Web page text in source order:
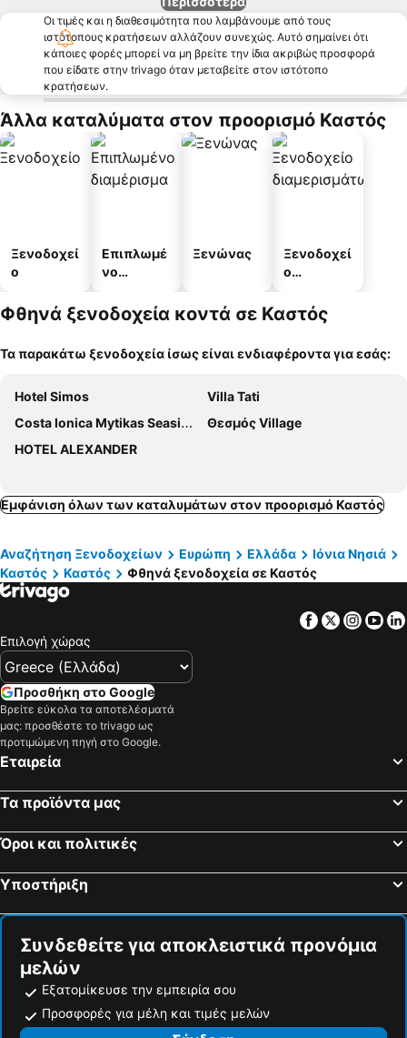
Οι τιμές και η διαθεσιμότητα που λαμβάνουμε από τους
ιστότοπους κρατήσεων αλλάζουν συνεχώς. Αυτό σημαίνει ότι
κάποιες φορές μπορεί να μη βρείτε την ίδια ακριβώς προσφορά
που είδατε στην trivago όταν μεταβείτε στον ιστότοπο
κρατήσεων.
Άλλα καταλύματα στον προορισμό Καστός
Ξενοδοχεί
ο
Επιπλωμέ
νο
α
Ξενώνας
Ξενοδοχεί
ο
άτων
Φθηνά ξενοδοχεία κοντά σε Καστός
Τα παρακάτω ξενοδοχεία ίσως είναι ενδιαφέροντα για εσάς:
Hotel Simos
Villa Tati
Costa Ionica Mytikas Seaside Hotel
Θεσμός Village
HOTEL ALEXANDER
Εμφάνιση όλων των καταλυμάτων στον προορισμό Καστός
Αναζήτηση Ξενοδοχείων Ευρώπη Ελλάδα
Ιόνια Νησιά
Καστός
Καστός Φθηνά ξενοδοχεία σε Καστός
Facebook
Twitter
Επιλογή χώρας
Προσθήκη στο Google
Βρείτε εύκολα τα αποτελέσματά
μας: προσθέστε το trivago ως
προτιμώμενη πηγή στο Google.
Εταιρεία
Τα προϊόντα μας
Όροι και πολιτικές
Υποστήριξη
Συνδεθείτε για αποκλειστικά προνόμια
μελών
Εξατομίκευσε την εμπειρία σου
Προσφορές για μέλη και τιμές μελών